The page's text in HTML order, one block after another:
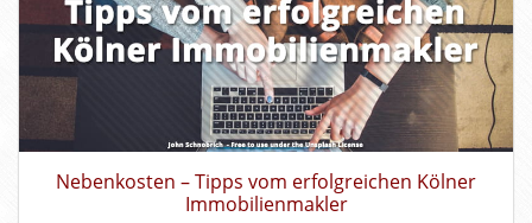
Nebenkosten – Tipps vom erfolgreichen Kölner
Immobilienmakler